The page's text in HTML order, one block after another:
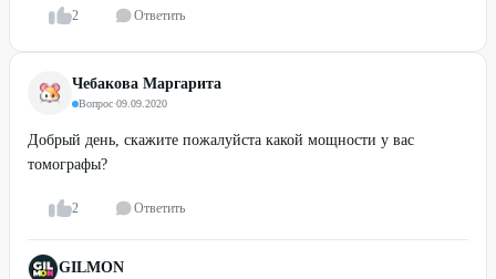
2 Ответить
Чебакова Маргарита
Вопрос·09.09.2020
Добрый день, скажите пожалуйста какой мощности у вас
томографы?
2 Ответить
GILMON